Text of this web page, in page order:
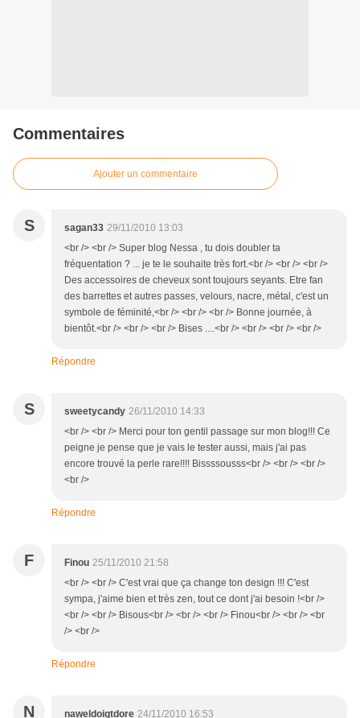
Commentaires
Ajouter un commentaire
S sagan33 29/11/2010 13:03
<br /> <br /> Super blog Nessa , tu dois doubler ta
fréquentation ? ... je te le souhaite très fort.<br /> <br /> <br />
Des accessoires de cheveux sont toujours seyants. Etre fan
des barrettes et autres passes, velours, nacre, métal, c'est un
symbole de féminité,<br /> <br /> <br /> Bonne journée, à
bientôt.<br /> <br /> <br /> Bises ....<br /> <br /> <br /> <br />
Répondre
S sweetycandy 26/11/2010 14:33
<br /> <br /> Merci pour ton gentil passage sur mon blog!!! Ce
peigne je pense que je vais le tester aussi, mais j'ai pas
encore trouvé la perle rare!!!! Bissssousss<br /> <br /> <br />
<br />
Répondre
F Finou 25/11/2010 21:58
<br /> <br /> C'est vrai que ça change ton design !!! C'est
sympa, j'aime bien et très zen, tout ce dont j'ai besoin !<br />
<br /> <br /> Bisous<br /> <br /> <br /> Finou<br /> <br /> <br
/> <br />
Répondre
N naweldoigtdore 24/11/2010 16:53